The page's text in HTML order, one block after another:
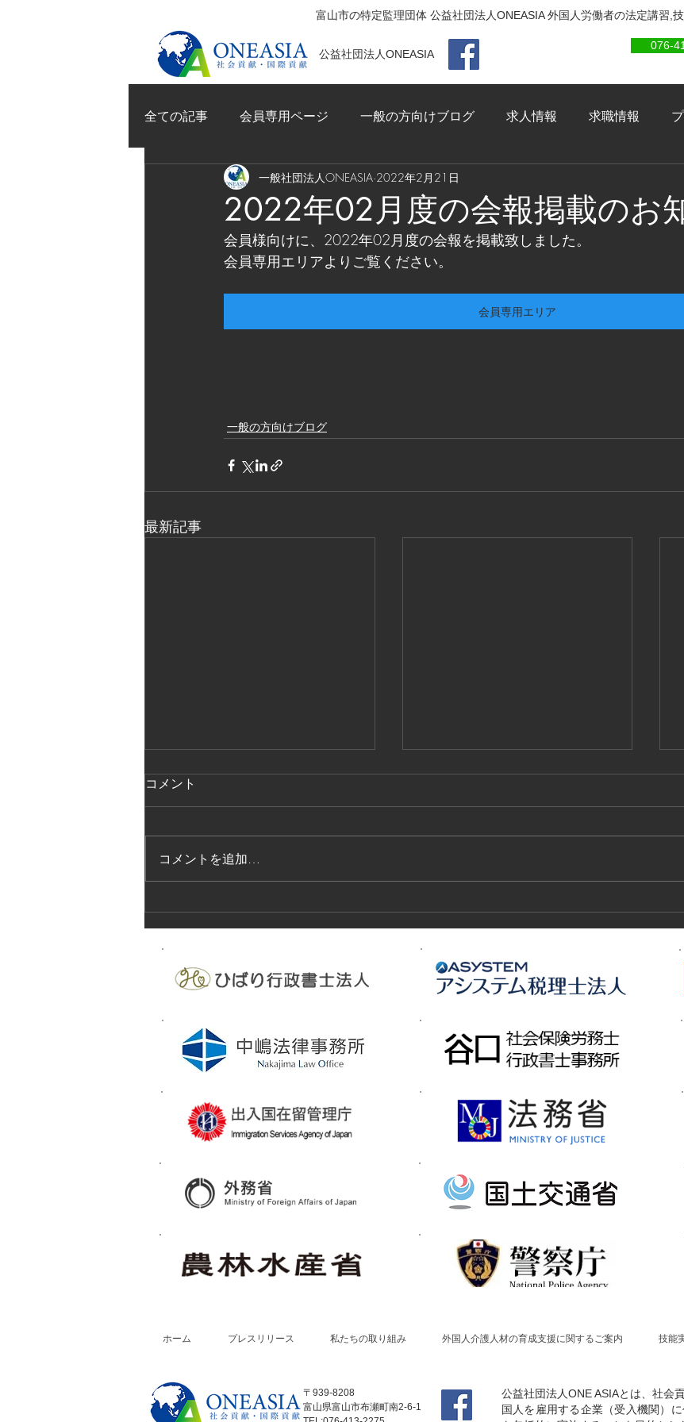
富山市の特定監理団体 公益社団法人ONEASIA 外国人労働者の法定講習,
公益社団法人ONEASIA
076-
全ての記事 会員専用ページ 一般の方向けブログ 求人情報 求職情報
2022年02月度の会報掲載のお
一般社団法人ONEASIA 2022年2月21日
会員様向けに、2022年02月度の会報を掲載致しました。
会員専用エリアよりご覧ください。
会員専用エリア
一般の方向けブログ
最新記事
法的保護講習の実施
技能実習生１２名入国-フィリ
ピン、ベトナム
コメント
コメントを追加…
ホーム プレスリリース 私たちの取り組み 外国人介護人材の育成支援に関するご案内 技能
〒939-8208
富山県富山市布瀬町南2-6-1
公益社団法人ONE ASIAとは、社会
国人を雇用する企業（受入機関）